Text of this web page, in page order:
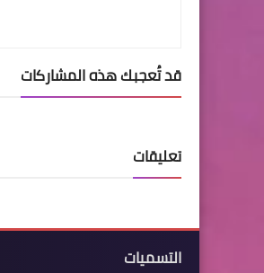
قد تُعجبك هذه المشاركات
تعليقات
التسميات